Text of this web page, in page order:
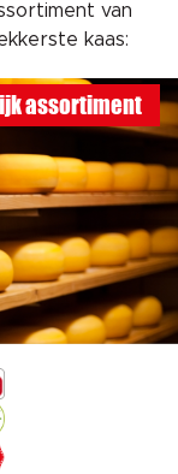
van
kaas:
assortiment